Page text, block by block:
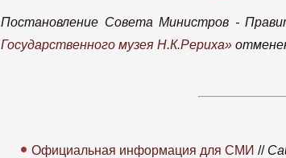
Постановление Совета Министров -
Государственного музея Н.К.Рериха»
Официальная информация для СМИ //